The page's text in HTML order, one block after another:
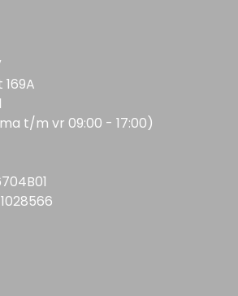
t/m vr 09:00 - 17:00)